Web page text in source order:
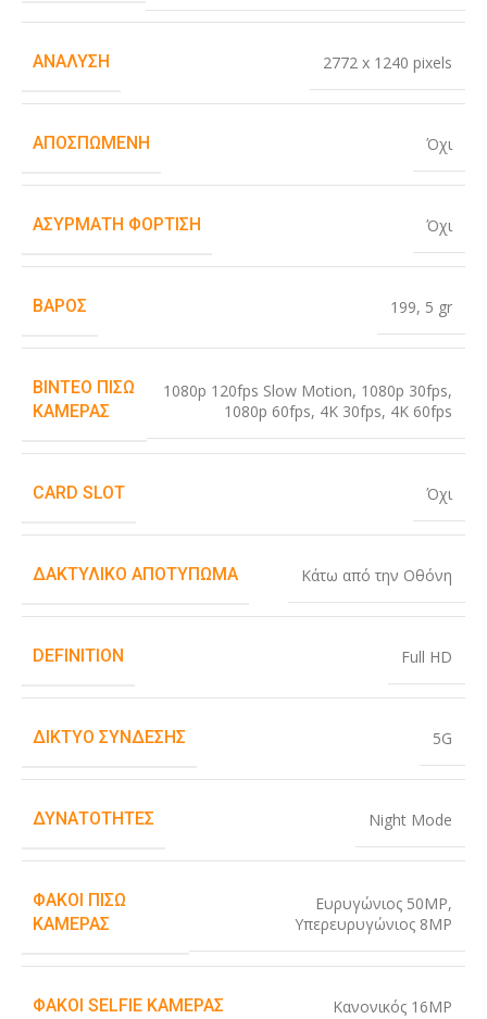
ΑΝΆΛΥΣΗ 2772 x 1240 pixels
ΑΠΟΣΠΏΜΕΝΗ Όχι
ΑΣΎΡΜΑΤΗ ΦΌΡΤΙΣΗ Όχι
ΒΆΡΟΣ 199, 5 gr
ΒΊΝΤΕΟ ΠΊΣΩ
ΚΆΜΕΡΑΣ
1080p 120fps Slow Motion, 1080p 30fps,
1080p 60fps, 4K 30fps, 4K 60fps
CARD SLOT Όχι
ΔΑΚΤΥΛΙΚΌ ΑΠΟΤΎΠΩΜΑ Κάτω από την Οθόνη
DEFINITION Full HD
ΔΊΚΤΥΟ ΣΎΝΔΕΣΗΣ 5G
ΔΥΝΑΤΌΤΗΤΕΣ Night Mode
ΦΑΚΟΊ ΠΊΣΩ
ΚΆΜΕΡΑΣ
Ευρυγώνιος 50MP,
Υπερευρυγώνιος 8MP
ΦΑΚΟΊ SELFIE ΚΆΜΕΡΑΣ Κανονικός 16MP